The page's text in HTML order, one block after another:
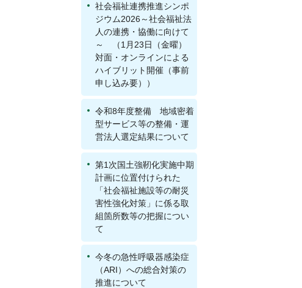
社会福祉連携推進シンポ
ジウム2026～社会福祉法
人の連携・協働に向けて
～ （1月23日（金曜）
対面・オンラインによる
ハイブリット開催（事前
申し込み要））
令和8年度整備 地域密着
型サービス等の整備・運
営法人選定結果について
第1次国土強靭化実施中期
計画に位置付けられた
「社会福祉施設等の耐災
害性強化対策」に係る取
組箇所数等の把握につい
て
今冬の急性呼吸器感染症
（ARI）への総合対策の
推進について